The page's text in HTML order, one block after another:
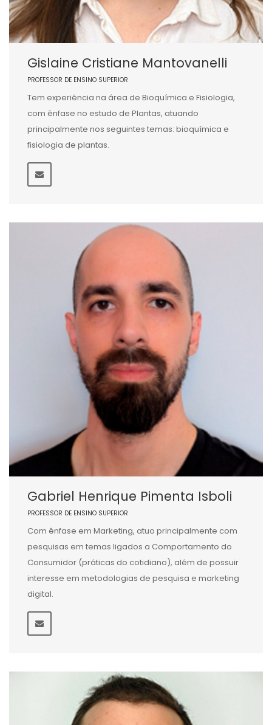
Gislaine Cristiane Mantovanelli
PROFESSOR DE ENSINO SUPERIOR
Tem experiência na área de Bioquímica e Fisiologia,
com ênfase no estudo de Plantas, atuando
principalmente nos seguintes temas: bioquímica e
fisiologia de plantas.
Gabriel Henrique Pimenta Isboli
PROFESSOR DE ENSINO SUPERIOR
Com ênfase em Marketing, atuo principalmente com
pesquisas em temas ligados a Comportamento do
Consumidor (práticas do cotidiano), além de possuir
interesse em metodologias de pesquisa e marketing
digital.